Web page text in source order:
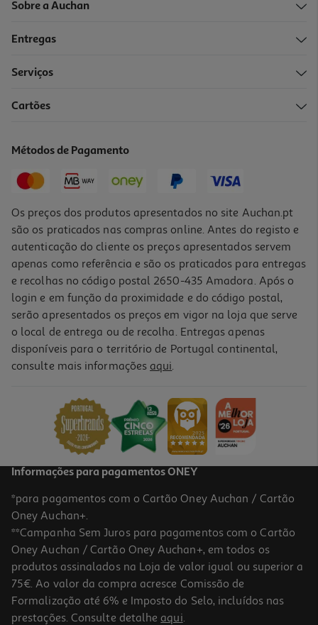
Adaptador Usb Wireless Tp-Link Tl-Wn822n
16,99 €
Sobre a Auchan
Entregas
Serviços
Cartões
Métodos de Pagamento
Os preços dos produtos apresentados no site Auchan.pt
são os praticados nas compras online. Antes do registo e
autenticação do cliente os preços apresentados servem
apenas como referência e são os praticados para entregas
e recolhas no código postal 2650-435 Amadora. Após o
login e em função da proximidade e do código postal,
serão apresentados os preços em vigor na loja que serve
o local de entrega ou de recolha. Entregas apenas
disponíveis para o território de Portugal continental,
consulte mais informações aqui.
Informações para pagamentos ONEY
*para pagamentos com o Cartão Oney Auchan / Cartão
Oney Auchan+.
**Campanha Sem Juros para pagamentos com o Cartão
Oney Auchan / Cartão Oney Auchan+, em todos os
produtos assinalados na Loja de valor igual ou superior a
75€. Ao valor da compra acresce Comissão de
Formalização até 6% e Imposto do Selo, incluídos nas
prestações. Consulte detalhe aqui.